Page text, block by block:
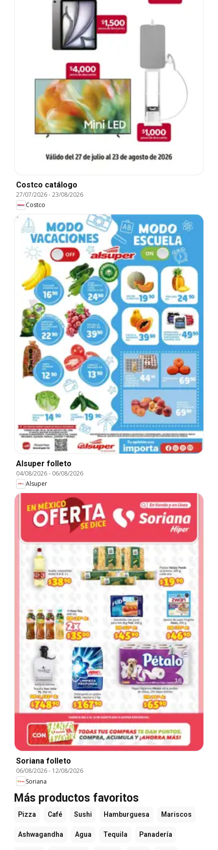
Costco catálogo
27/07/2026-23/08/2026
Costco
Alsuper folleto
04/08/2026- 06/08/2026
Alsuper
Soriana folleto
06/08/2026- 12/08/2026
Soriana
Más productos favoritos
Pizza Café Sushi Hamburguesa Mariscos
Ashwagandha Agua Tequila Panadería